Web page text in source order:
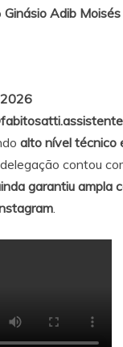
Ginásio Adib
2026
alto nível técnico
contou
garantiu ampla
.